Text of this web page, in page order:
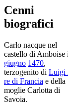
Cenni
biografici
Carlo nacque nel
castello di Amboise
giugno 1470,
terzogenito di Luigi
re di Francia e della
moglie Carlotta di
Savoia.